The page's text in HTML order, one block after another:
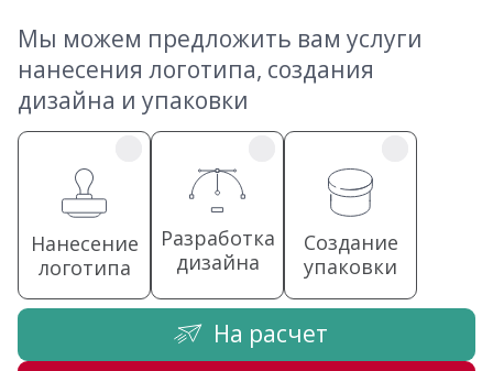
Мы можем предложить вам услуги
нанесения логотипа, создания
дизайна и упаковки
Нанесение
логотипа
Разработка
дизайна
Создание
упаковки
На расчет